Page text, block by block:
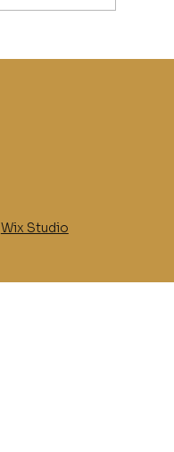
Wix Studio